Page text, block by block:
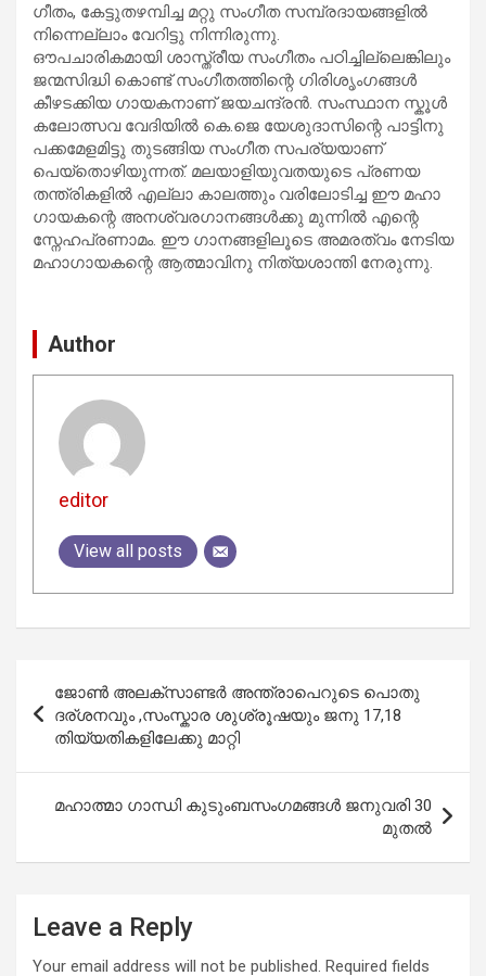
ഗീതം, കേട്ടുതഴമ്പിച്ച മറ്റു സം​ഗീത സമ്പ്രദായങ്ങളിൽ
നിന്നെല്ലാം വേറിട്ടു നിന്നിരുന്നു.
ഔപചാരികമായി ശാസ്ത്രീയ സം​ഗീതം പഠിച്ചില്ലെങ്കിലും
ജന്മസിദ്ധി കൊണ്ട് സം​ഗീതത്തിന്റെ ​ഗിരിശൃം​ഗങ്ങൾ
കീഴടക്കിയ ​ഗായകനാണ് ജയചന്ദ്രൻ. സംസ്ഥാന സ്കൂൾ
കലോത്സവ വേദിയിൽ കെ.ജെ യേശുദാസിന്റെ പാട്ടിനു
പക്കമേളമിട്ടു തുടങ്ങിയ സം​ഗീത സപര്യയാണ്
പെയ്തൊഴിയുന്നത്. മലയാളിയുവതയുടെ പ്രണയ
തന്ത്രികളിൽ എല്ലാ കാലത്തും വരിലോടിച്ച ഈ മഹാ​
ഗായകന്റെ അനശ്വര​ഗാനങ്ങൾക്കു മുന്നിൽ എന്റെ
സ്നേഹപ്രണാമം. ഈ ​ഗാനങ്ങളിലൂടെ അമരത്വം നേടിയ
മഹാ​ഗായകന്റെ ആത്മാവിനു നിത്യശാന്തി നേരുന്നു.
Author
editor
View all posts
navigation
ജോൺ അലക്സാണ്ടർ അന്ത്രാപെറുടെ പൊതു
ദര്ശനവും ,സംസ്കാര ശുശ്രൂഷയും ജനു 17,18
തിയ്യതികളിലേക്കു മാറ്റി
മഹാത്മാ ഗാന്ധി കുടുംബസംഗമങ്ങള്‍ ജനുവരി 30
മുതല്‍
Leave a Reply
Your email address will not be published. Required fields